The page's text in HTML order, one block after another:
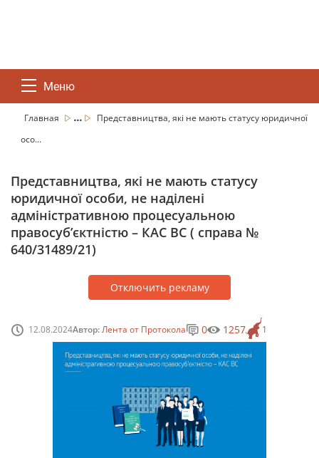
Меню
Главная ...
Представництва, які не мають статусу юридичної
осо...
Представництва, які не мають статусу
юридичної особи, не наділені
адміністративною процесуальною
правосуб’єктністю – КАС ВС ( справа №
640/31489/21)
Отключить рекламу
12.08.2024Автор:Лента от Протокола 1
0 1257